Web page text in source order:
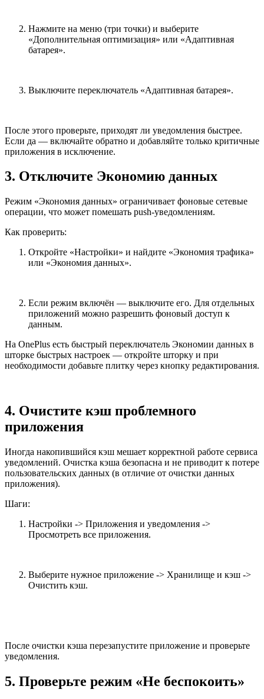
Нажмите на меню (три точки) и выберите
«Дополнительная оптимизация» или «Адаптивная
батарея».
Выключите переключатель «Адаптивная батарея».
После этого проверьте, приходят ли уведомления быстрее.
Если да — включайте обратно и добавляйте только критичные
приложения в исключение.
3. Отключите Экономию данных
Режим «Экономия данных» ограничивает фоновые сетевые
операции, что может помешать push-уведомлениям.
Как проверить:
Откройте «Настройки» и найдите «Экономия трафика»
или «Экономия данных».
Если режим включён — выключите его. Для отдельных
приложений можно разрешить фоновый доступ к
данным.
На OnePlus есть быстрый переключатель Экономии данных в
шторке быстрых настроек — откройте шторку и при
необходимости добавьте плитку через кнопку редактирования.
4. Очистите кэш проблемного
приложения
Иногда накопившийся кэш мешает корректной работе сервиса
уведомлений. Очистка кэша безопасна и не приводит к потере
пользовательских данных (в отличие от очистки данных
приложения).
Шаги:
Настройки -> Приложения и уведомления ->
Просмотреть все приложения.
Выберите нужное приложение -> Хранилище и кэш ->
Очистить кэш.
После очистки кэша перезапустите приложение и проверьте
уведомления.
5. Проверьте режим «Не беспокоить»